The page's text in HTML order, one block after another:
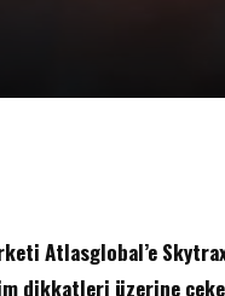
Atlasglobal’e
dikkatleri üzerine